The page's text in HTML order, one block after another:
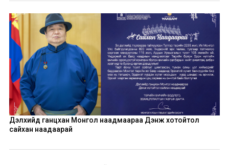
Дэлхийд ганцхан Монгол наадмаараа Дэнж хотойтол
сайхан наадаарай